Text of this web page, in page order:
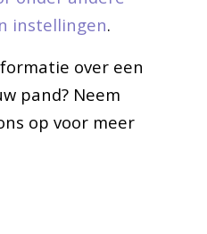
instellingen.
over een
pand? Neem
op voor meer